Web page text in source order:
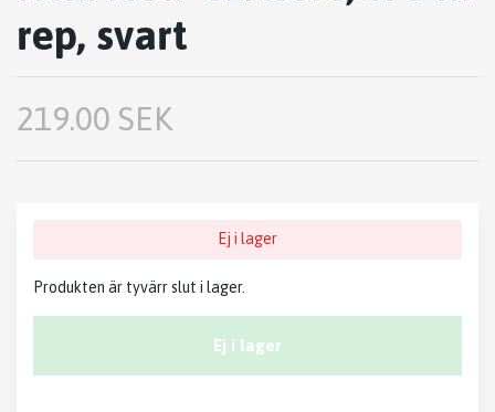
rep, svart
219.00 SEK
Ej i lager
Produkten är tyvärr slut i lager.
Ej i lager